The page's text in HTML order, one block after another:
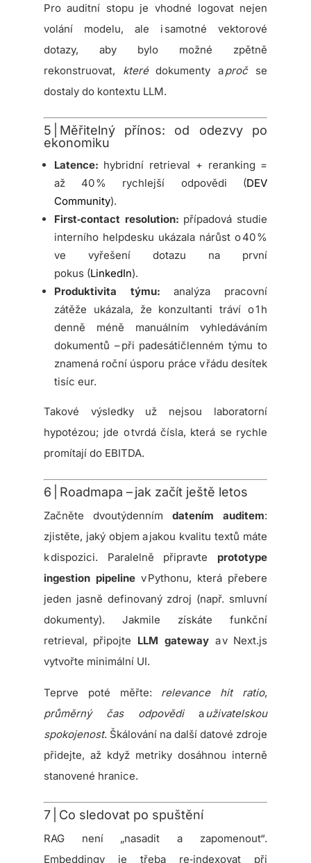
Pro auditní stopu je vhodné logovat nejen
volání modelu, ale i samotné vektorové
dotazy, aby bylo možné zpětně
rekonstruovat, kterédokumenty apročse
dostaly do kontextu LLM.
5 | Měřitelný přínos: od odezvy po
ekonomiku
Latence: hybridní retrieval + reranking =
až 40 % rychlejší odpovědi (DEV
Community).
First‑contact resolution: případová studie
interního helpdesku ukázala nárůst o 40 %
ve vyřešení dotazu na první
pokus (LinkedIn).
Produktivita týmu: analýza pracovní
zátěže ukázala, že konzultanti tráví o 1 h
denně méně manuálním vyhledáváním
dokumentů – při padesátičlenném týmu to
znamená roční úsporu práce v řádu desítek
tisíc eur.
Takové výsledky už nejsou laboratorní
hypotézou; jde o tvrdá čísla, která se rychle
promítají do EBITDA.
6 | Roadmapa – jak začít ještě letos
Začněte dvoutýdennímdatením auditem:
zjistěte, jaký objem a jakou kvalitu textů máte
k dispozici. Paralelně připravte prototype
ingestion pipelinev Pythonu, která přebere
jeden jasně definovaný zdroj (např. smluvní
dokumenty). Jakmile získáte funkční
retrieval, připojte LLM gatewaya v Next.js
vytvořte minimální UI.
Teprve poté měřte: relevance hit ratio,
průměrný čas odpovědiauživatelskou
spokojenost. Škálování na další datové zdroje
přidejte, až když metriky dosáhnou interně
stanovené hranice.
7 | Co sledovat po spuštění
RAG není „nasadit a zapomenout“.
Embeddingy je třeba re‑indexovat při